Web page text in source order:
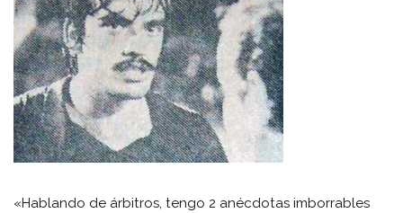
«Hablando de árbitros, tengo 2 anécdotas imborrables